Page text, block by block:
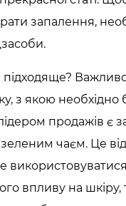
запалення,
підходяще?
з якою необхідно
продажів є
чаєм. Це
впливу на шкіру,